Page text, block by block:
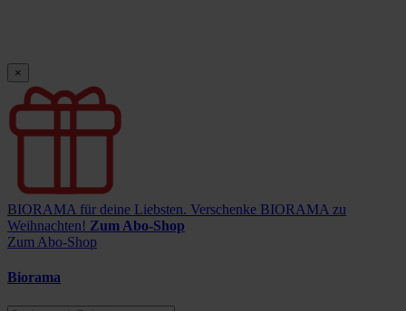
×
BIORAMA für deine Liebsten. Verschenke BIORAMA zu
Weihnachten! Zum Abo-Shop
Zum Abo-Shop
Biorama